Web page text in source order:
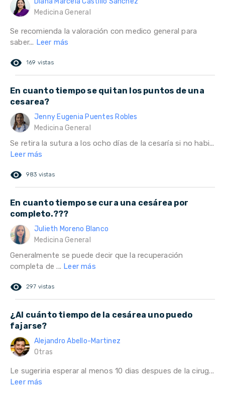
Medicina General
Se recomienda la valoración con medico general para
saber... Leer más
remove_red_eye 169 vistas
En cuanto tiempo se quitan los puntos de una
cesarea?
Jenny Eugenia Puentes Robles
Medicina General
Se retira la sutura a los ocho días de la cesaría si no habi...
Leer más
remove_red_eye 983 vistas
En cuanto tiempo se cura una cesárea por
completo.???
Julieth Moreno Blanco
Medicina General
Generalmente se puede decir que la recuperación
completa de ... Leer más
remove_red_eye 297 vistas
¿Al cuánto tiempo de la cesárea uno puedo
fajarse?
Alejandro Abello-Martinez
Otras
Le sugeriria esperar al menos 10 dias despues de la cirug...
Leer más